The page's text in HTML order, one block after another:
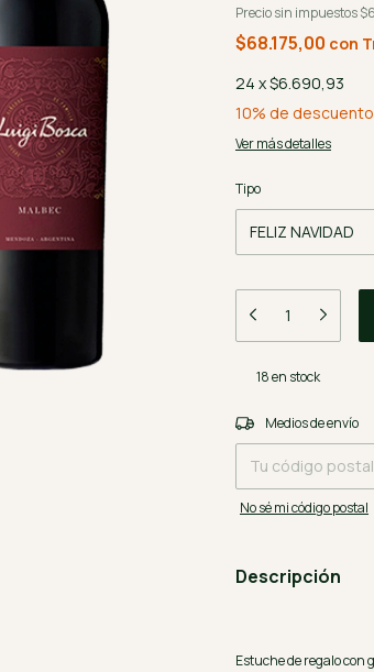
Precio sin impuestos
$68.175,00 con
24 x$6.690,93
10% de descuento
Ver más detalles
Tipo
18en stock
Entregas para el CP:
Medios de envío
No sé mi código postal
Descripción
Estuche de regalo con